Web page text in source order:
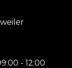
- 12:00